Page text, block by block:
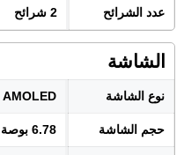
عدد الشرائح 2 شرائح
الشاشة
نوع الشاشة AMOLED
حجم الشاشة 6.78 بوصة